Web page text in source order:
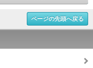
ページの先頭へ戻る